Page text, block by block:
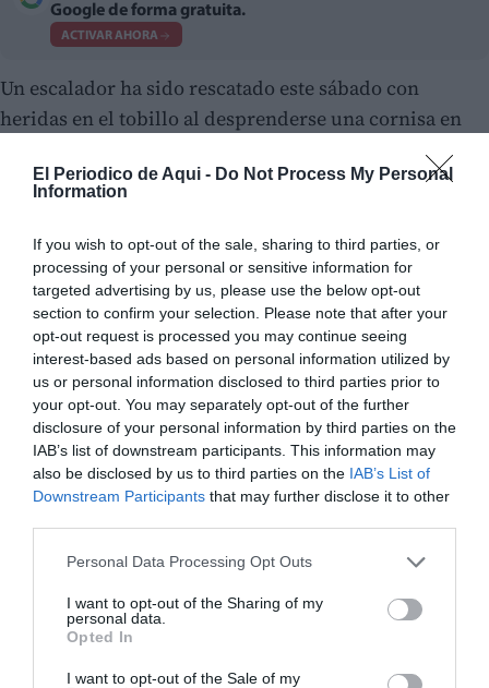
El Periodico de Aqui - Do Not Process My Personal
Information
If you wish to opt-out of the sale, sharing to third parties, or
processing of your personal or sensitive information for
targeted advertising by us, please use the below opt-out
section to confirm your selection. Please note that after your
opt-out request is processed you may continue seeing
interest-based ads based on personal information utilized by
us or personal information disclosed to third parties prior to
your opt-out. You may separately opt-out of the further
disclosure of your personal information by third parties on the
IAB’s list of downstream participants. This information may
also be disclosed by us to third parties on the IAB’s List of
Downstream Participants that may further disclose it to other
Personal Data Processing Opt Outs
I want to opt-out of the Sharing of my
personal data.
Opted In
I want to opt-out of the Sale of my
Google de forma gratuita.
ACTIVAR AHORA
Un escalador ha sido rescatado este sábado con
heridas en el tobillo al desprenderse una cornisa en
donde practicaba este deporte en la zona del Rincón
de Bonanza, en el término de Orihuela.